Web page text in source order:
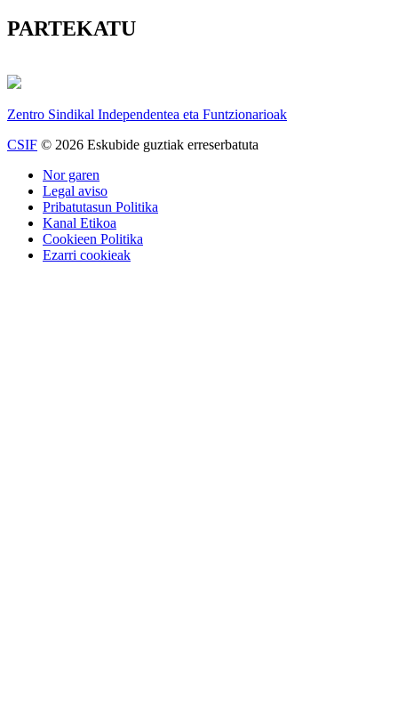
PARTEKATU
Zentro Sindikal Independentea eta Funtzionarioak
CSIF © 2026 Eskubide guztiak erreserbatuta
Nor garen
Legal aviso
Pribatutasun Politika
Kanal Etikoa
Cookieen Politika
Ezarri cookieak